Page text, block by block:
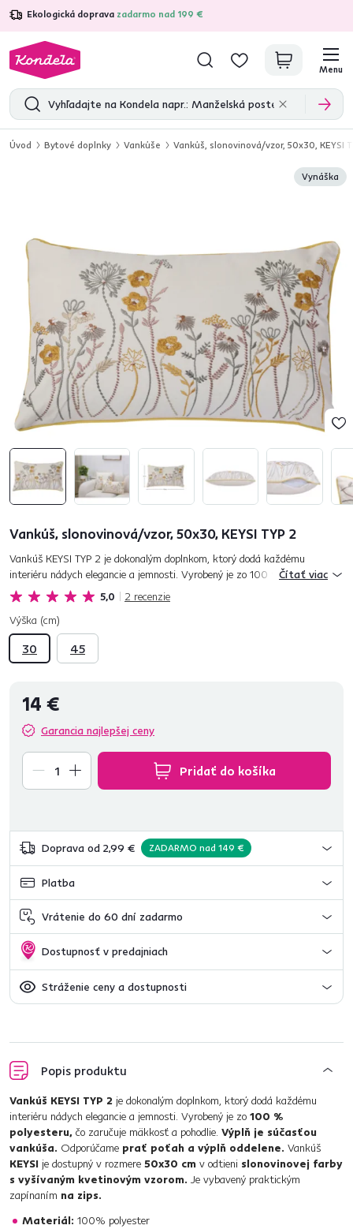
Ekologická doprava zadarmo nad 199 €
4,7 31 211overených produktových recenzií
Menu
Úvod Bytové doplnky Vankúše Vankúš, slonovinová/vzor, 50x30, KEYSI
Vynáška
Vankúš, slonovinová/vzor, 50x30, KEYSI TYP 2
5,0 2 recenzie
Vankúš KEYSI TYP 2 je dokonalým doplnkom, ktorý dodá každému
interiéru nádych elegancie a jemnosti. Vyrobený je zo 100 % polyesteru,
čo zaručuje mäkkosť a pohodlie. Výplň je súčasťou vankúša....
Čítať viac
Výška (cm)
30 45
14 €
Garancia najlepšej ceny
Pridať do košíka
Doprava od 2,99 € ZADARMO nad 149 €
Platba
Vrátenie do 60 dní zadarmo
Dostupnosť v predajniach
Stráženie ceny a dostupnosti
Popis produktu
Vankúš KEYSI TYP 2 je dokonalým doplnkom, ktorý dodá každému
interiéru nádych elegancie a jemnosti. Vyrobený je zo 100 %
polyesteru, čo zaručuje mäkkosť a pohodlie. Výplň je súčasťou
vankúša. Odporúčame prať poťah a výplň oddelene. Vankúš
KEYSI je dostupný v rozmere 50x30 cm v odtieni slonovinovej farby
s vyšívaným kvetinovým vzorom. Je vybavený praktickým
zapínaním na zips.
Materiál: 100% polyester